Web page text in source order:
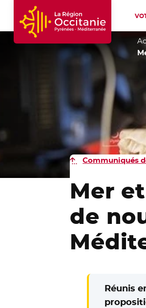
Accueil Région
Communiqués
Mer
de
Réunis